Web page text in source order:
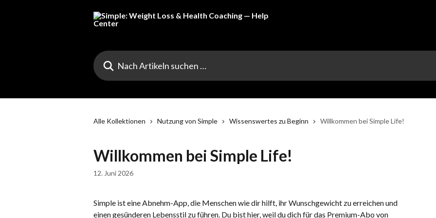
Nach Artikeln suchen …
Alle Kollektionen Nutzung von Simple Wissenswertes zu Beginn Willkommen bei Simple Life!
Willkommen bei Simple Life!
12. Juni 2026
Simple ist eine Abnehm-App, die Menschen wie dir hilft, ihr Wunschgewicht zu erreichen und
einen gesünderen Lebensstil zu führen. Du bist hier, weil du dich für das Premium-Abo von